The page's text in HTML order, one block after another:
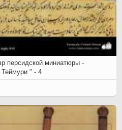
персидской миниатюры -
" - 4